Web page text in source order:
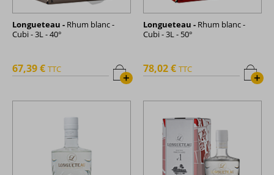
Longueteau - Rhum blanc -
Cubi - 3L - 40°
+
67,39 € TTC
Longueteau - Rhum blanc -
Cubi - 3L - 50°
+
78,02 € TTC